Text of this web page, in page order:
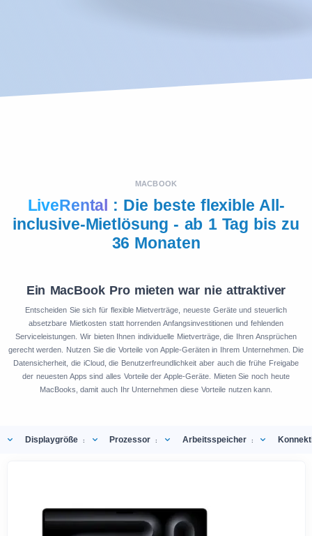
MACBOOK
LiveRental : Die beste flexible All-
inclusive-Mietlösung - ab 1 Tag bis zu
36 Monaten
Ein MacBook Pro mieten war nie attraktiver
Entscheiden Sie sich für flexible Mietverträge, neueste Geräte und steuerlich
absetzbare Mietkosten statt horrenden Anfangsinvestitionen und fehlenden
Serviceleistungen. Wir bieten Ihnen individuelle Mietverträge, die Ihren Ansprüchen
gerecht werden. Nutzen Sie die Vorteile von Apple-Geräten in Ihrem Unternehmen. Die
Datensicherheit, die iCloud, die Benutzerfreundlichkeit aber auch die frühe Freigabe
der neuesten Apps sind alles Vorteile der Apple-Geräte. Mieten Sie noch heute
MacBooks, damit auch Ihr Unternehmen diese Vorteile nutzen kann.
Displaygröße : Prozessor : Arbeitsspeicher :